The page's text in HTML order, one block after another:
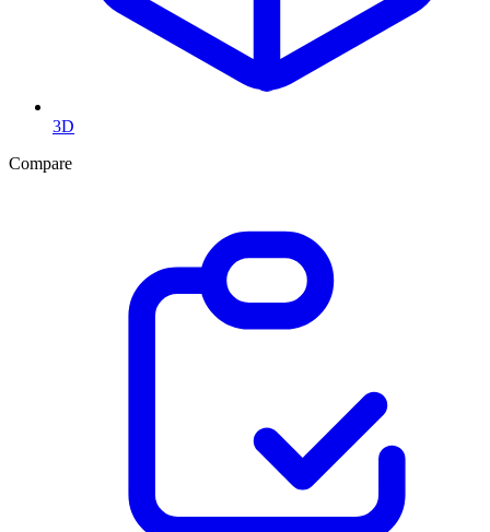
3D
Compare